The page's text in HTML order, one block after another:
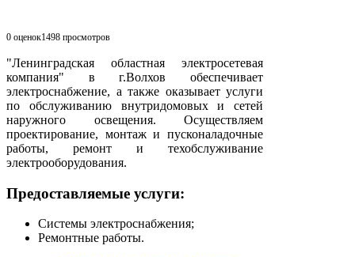
0 оценок1498 просмотров
"Ленинградская областная электросетевая
компания" в г.Волхов обеспечивает
электроснабжение, а также оказывает услуги
по обслуживанию внутридомовых и сетей
наружного освещения. Осуществляем
проектирование, монтаж и пусконаладочные
работы, ремонт и техобслуживание
электрооборудования.
Предоставляемые услуги:
Системы электроснабжения;
Ремонтные работы.